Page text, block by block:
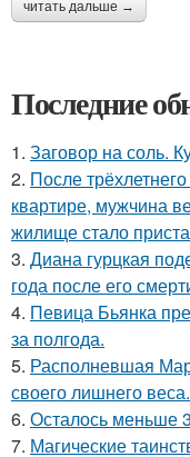
читать дальше →
Последние
1. Заговор на соль.
2. После
квартире, мужчина
жилище стало
3. Диана гурцкая
года после его
4. Певица Бьянка
за полгода.
5. Располневшая
своего лишнего веса.
6. Осталось меньше
7. Магические